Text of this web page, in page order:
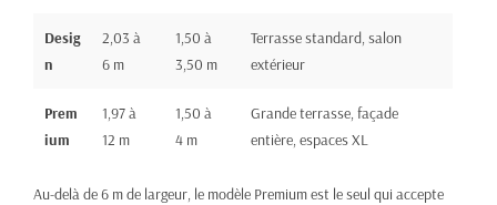
Desig
n
2,03 à
6 m
1,50 à
3,50 m
Terrasse standard, salon
extérieur
Prem
ium
1,97 à
12 m
1,50 à
4 m
Grande terrasse, façade
entière, espaces XL
Au-delà de 6 m de largeur, le modèle Premium est le seul qui accepte